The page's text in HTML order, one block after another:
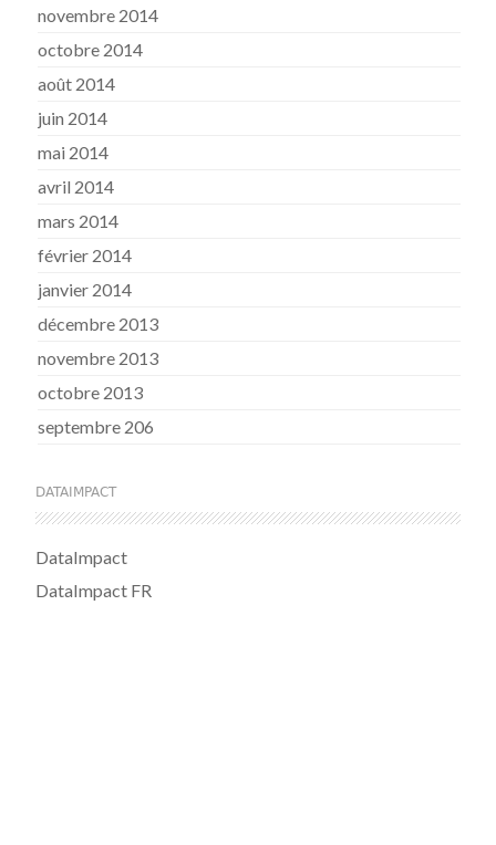
novembre 2014
octobre 2014
août 2014
juin 2014
mai 2014
avril 2014
mars 2014
février 2014
janvier 2014
décembre 2013
novembre 2013
octobre 2013
septembre 206
DATAIMPACT
DataImpact
DataImpact FR